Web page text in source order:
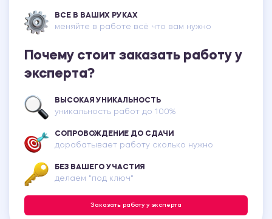
ВСЕ В ВАШИХ РУКАХ
меняйте в работе всё что вам нужно
Почему стоит заказать работу у
эксперта?
ВЫСОКАЯ УНИКАЛЬНОСТЬ
уникальность работ до 100%
СОПРОВОЖДЕНИЕ ДО СДАЧИ
дорабатывает работу сколько нужно
БЕЗ ВАШЕГО УЧАСТИЯ
делаем "под ключ"
Заказать работу у эксперта